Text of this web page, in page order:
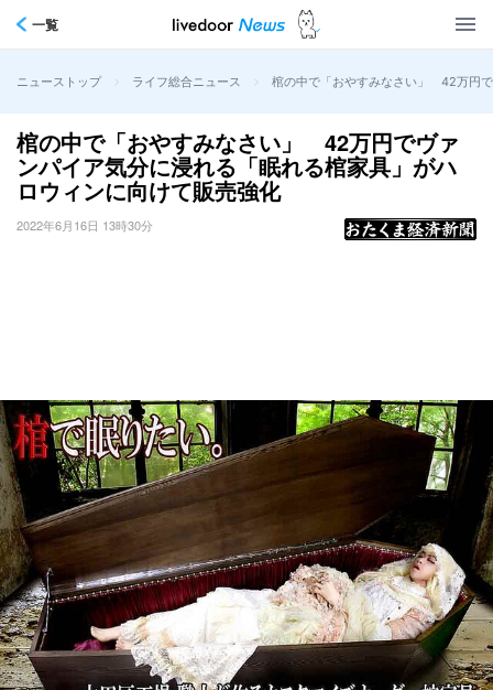
一覧
ニューストップ > ライフ総合ニュース > 棺の中で「おやすみなさい」 42万円
棺の中で「おやすみなさい」 42万円でヴァ
ンパイア気分に浸れる「眠れる棺家具」がハ
ロウィンに向けて販売強化
2022年6月16日 13時30分